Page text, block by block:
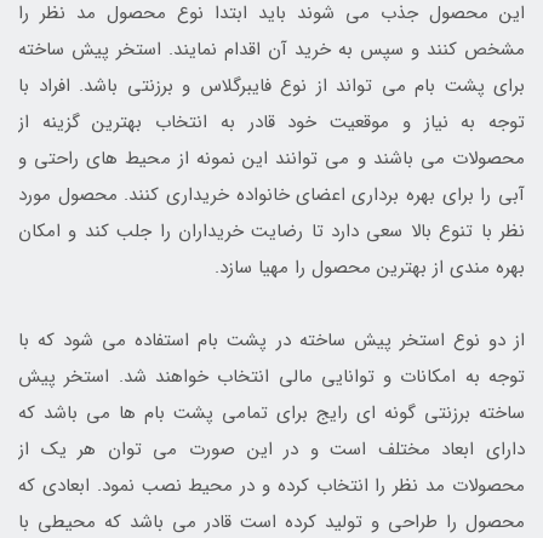
این محصول جذب می شوند باید ابتدا نوع محصول مد نظر را
مشخص کنند و سپس به خرید آن اقدام نمایند. استخر پیش ساخته
برای پشت بام می تواند از نوع فایبرگلاس و برزنتی باشد. افراد با
توجه به نیاز و موقعیت خود قادر به انتخاب بهترین گزینه از
محصولات می باشند و می توانند این نمونه از محیط های راحتی و
آبی را برای بهره برداری اعضای خانواده خریداری کنند. محصول مورد
نظر با تنوع بالا سعی دارد تا رضایت خریداران را جلب کند و امکان
بهره مندی از بهترین محصول را مهیا سازد.
از دو نوع استخر پیش ساخته در پشت بام استفاده می شود که با
توجه به امکانات و توانایی مالی انتخاب خواهند شد. استخر پیش
ساخته برزنتی گونه ای رایج برای تمامی پشت بام ها می باشد که
دارای ابعاد مختلف است و در این صورت می توان هر یک از
محصولات مد نظر را انتخاب کرده و در محیط نصب نمود. ابعادی که
محصول را طراحی و تولید کرده است قادر می باشد که محیطی با